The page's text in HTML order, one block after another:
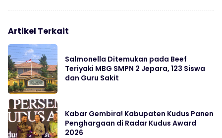
Artikel Terkait
Salmonella Ditemukan pada Beef
Teriyaki MBG SMPN 2 Jepara, 123 Siswa
dan Guru Sakit
Kabar Gembira! Kabupaten Kudus Panen
Penghargaan di Radar Kudus Award
2026